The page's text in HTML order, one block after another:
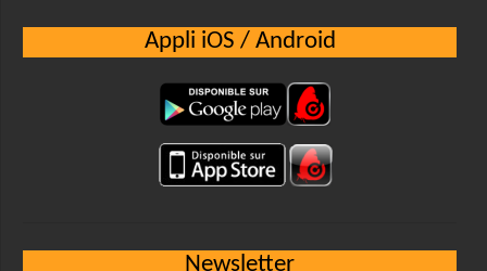
Appli iOS / Android
Newsletter